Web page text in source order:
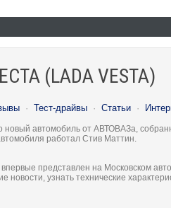
(LADA VESTA)
· Тест-драйвы · Статьи ·
новый автомобиль от АВТОВАЗа,
работал Стив Маттин.
представлен на Московском
новости, узнать технические